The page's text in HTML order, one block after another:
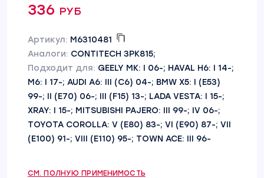
336 руб
Артикул: M6310481
Аналоги: CONTITECH 3PK815;
Подходит для: GEELY MK: I 06-; HAVAL H6: I 14-;
M6: I 17-; AUDI A6: III (C6) 04-; BMW X5: I (E53)
99-; II (E70) 06-; III (F15) 13-; LADA VESTA: I 15-;
XRAY: I 15-; MITSUBISHI PAJERO: III 99-; IV 06-;
TOYOTA COROLLA: V (E80) 83-; VI (E90) 87-; VII
(E100) 91-; VIII (E110) 95-; TOWN ACE: III 96-
СМ. ПОЛНУЮ ПРИМЕНИМОСТЬ